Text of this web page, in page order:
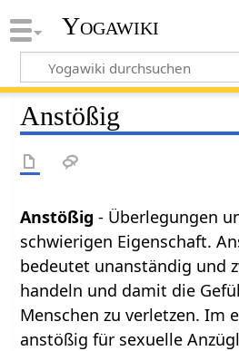
Yogawiki
Anstößig
Anstößig- Überlegungen
schwierigen Eigenschaft.
bedeutet unanständig und
handeln und damit die
Menschen zu verletzen. Im
anstößig für sexuelle